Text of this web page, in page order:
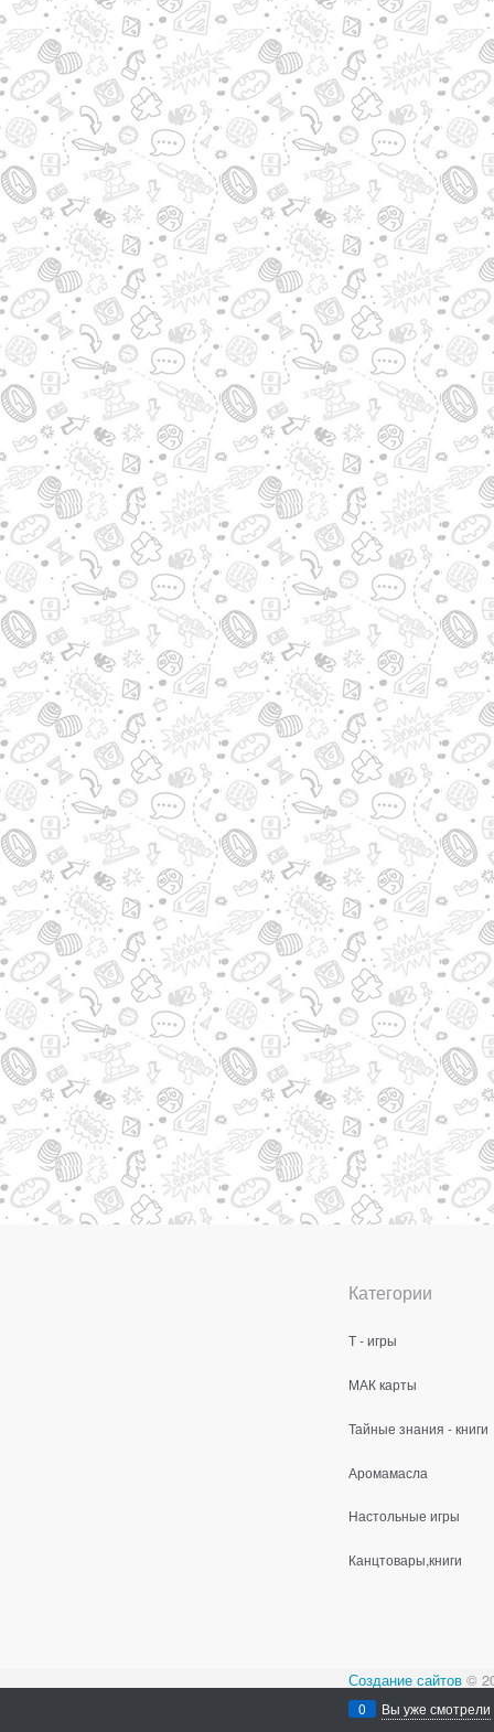
Категории
Т - игры
МАК карты
Тайные знания - книги
Аромамасла
Настольные игры
Канцтовары,книги
Создание сайтов ©
Содержимое сайта
Все права
0 Вы уже смотрели